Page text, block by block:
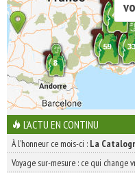
L'ACTU EN CONTINU
À l'honneur ce mois-ci : La
Voyage sur-mesure : ce qui change